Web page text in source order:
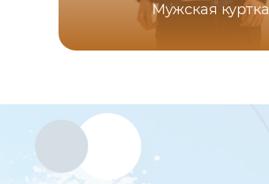
Мужская куртка